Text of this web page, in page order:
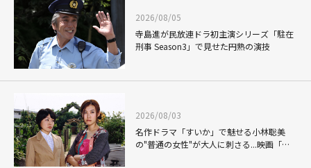
2026/08/05
寺島進が民放連ドラ初主演シリーズ「駐在
刑事 Season3」で見せた円熟の演技
2026/08/03
名作ドラマ「すいか」で魅せる小林聡美
の"普通の女性"が大人に刺さる...映画「か